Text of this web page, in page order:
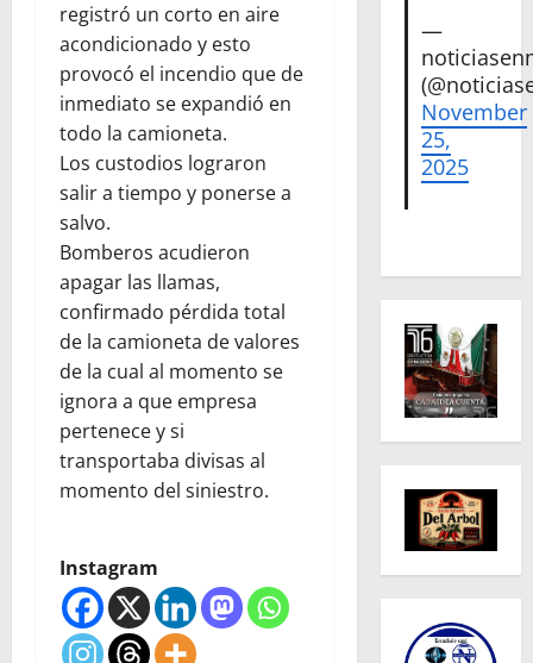
registró un corto en aire
acondicionado y esto
provocó el incendio que de
inmediato se expandió en
todo la camioneta.
Los custodios lograron
salir a tiempo y ponerse a
salvo.
Bomberos acudieron
apagar las llamas,
confirmado pérdida total
de la camioneta de valores
de la cual al momento se
ignora a que empresa
pertenece y si
transportaba divisas al
momento del siniestro.
Instagram
—
November
25,
2025